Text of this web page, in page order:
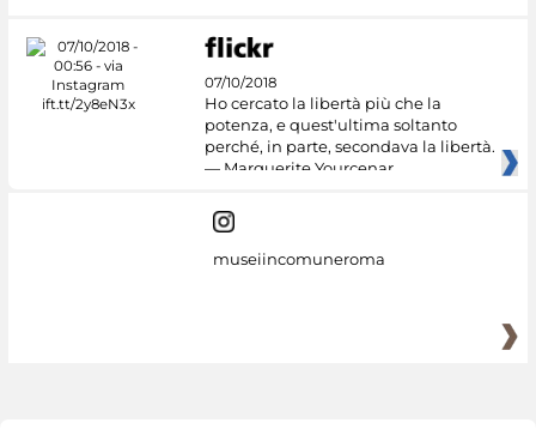
07/10/2018
Ho cercato la libertà più che la
potenza, e quest'ultima soltanto
perché, in parte, secondava la libertà.
— Marguerite Yourcenar
museiincomuneroma